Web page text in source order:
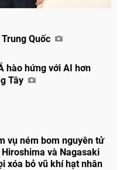
Quốc
hào hứng với AI hơn
Tây
vụ ném bom nguyên tử
và Nagasaki
xóa bỏ vũ khí hạt nhân